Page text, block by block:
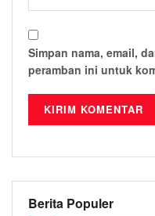
Simpan nama, email,
peramban ini untuk
Berita Populer